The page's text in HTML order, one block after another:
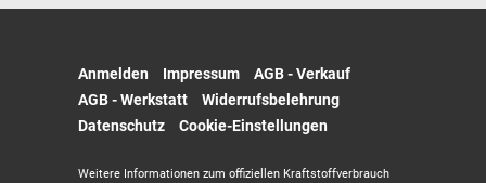
Anmelden Impressum
AGB - Verkauf
AGB - Werkstatt
Widerrufsbelehrung
Datenschutz
Cookie-Einstellungen
Weitere Informationen zum offiziellen Kraftstoffverbrauch